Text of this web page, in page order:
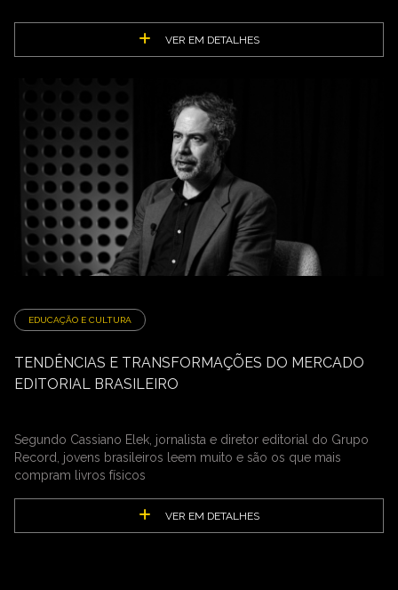
VER EM DETALHES
EDUCAÇÃO E CULTURA
TENDÊNCIAS E TRANSFORMAÇÕES DO MERCADO
EDITORIAL BRASILEIRO
Segundo Cassiano Elek, jornalista e diretor editorial do Grupo
Record, jovens brasileiros leem muito e são os que mais
compram livros físicos
VER EM DETALHES